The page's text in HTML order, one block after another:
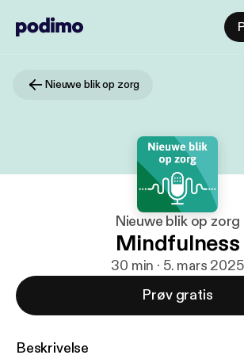
Nieuwe blik op zorg
Nieuwe blik op zorg
Mindfulness
30 min · 5. mars 2025
Prøv gratis
Beskrivelse